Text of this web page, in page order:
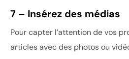
7 – Insérez des médias
Pour capter l’attention de vos
articles avec des photos ou